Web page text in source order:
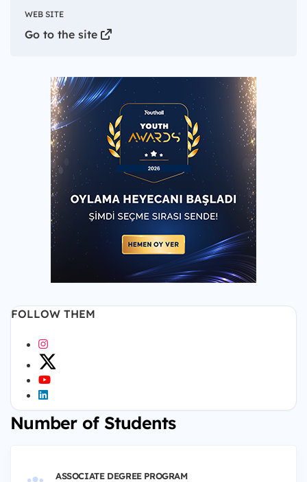
WEB SITE
Go to the site
FOLLOW THEM
Number of Students
ASSOCIATE DEGREE PROGRAM